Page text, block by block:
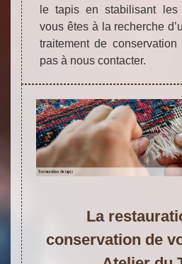
le tapis en stabilisant
vous êtes à la recherche
traitement de conservation
pas à nous contacter.
La
conservation de